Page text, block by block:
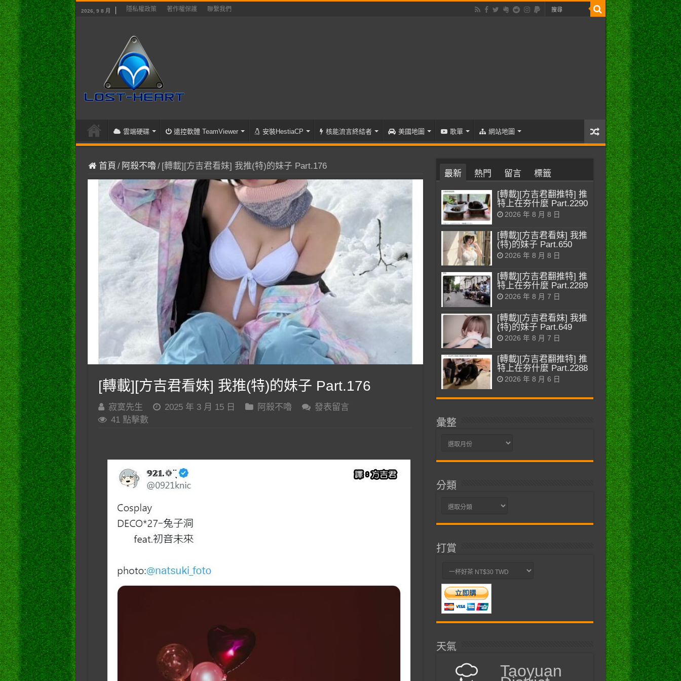
2026, 9 8 月 隱私權政策 著作權保護 聯繫我們
雲端硬碟 遠控軟體 TeamViewer 安裝HestiaCP 核能流言終結者 美國地圖 歌單 網站地圖
首頁 / 阿殺不嚕/ [轉載][方吉君看妹] 我推(特)的妹子 Part.176
[轉載][方吉君看妹] 我推(特)的妹子 Part.176
寂寞先生 2025 年 3 月 15 日 阿殺不嚕
發表留言
41 點擊數
最新 熱門 留言 標籤
[轉載][方吉君翻推特] 推
特上在夯什麼 Part.2290
2026 年 8 月 8 日
[轉載][方吉君看妹] 我推
(特)的妹子 Part.650
2026 年 8 月 8 日
[轉載][方吉君翻推特] 推
特上在夯什麼 Part.2289
2026 年 8 月 7 日
[轉載][方吉君看妹] 我推
(特)的妹子 Part.649
2026 年 8 月 7 日
[轉載][方吉君翻推特] 推
特上在夯什麼 Part.2288
2026 年 8 月 6 日
彙整
彙
分類
分
打賞
天氣
Taoyuan